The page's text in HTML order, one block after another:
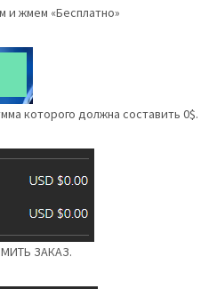
и жмем «Бесплатно»
которого должна составить 0$.
ЗАКАЗ.